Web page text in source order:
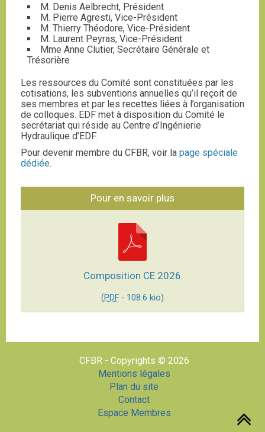
M. Denis Aelbrecht, Président
M. Pierre Agresti, Vice-Président
M. Thierry Théodore, Vice-Président
M. Laurent Peyras, Vice-Président
Mme Anne Clutier, Secrétaire Générale et
Trésorière
Les ressources du Comité sont constituées par les
cotisations, les subventions annuelles qu’il reçoit de
ses membres et par les recettes liées à l’organisation
de colloques. EDF met à disposition du Comité le
secrétariat qui réside au Centre d’Ingénierie
Hydraulique d’EDF.
Pour devenir membre du CFBR, voir la page spéciale
dédiée.
Pour en savoir plus
Composition CE 2026
(PDF- 108.6 kio)
CFBR - Copyrights © 2026
Mentions légales
Plan du site
Contact
Espace Membres